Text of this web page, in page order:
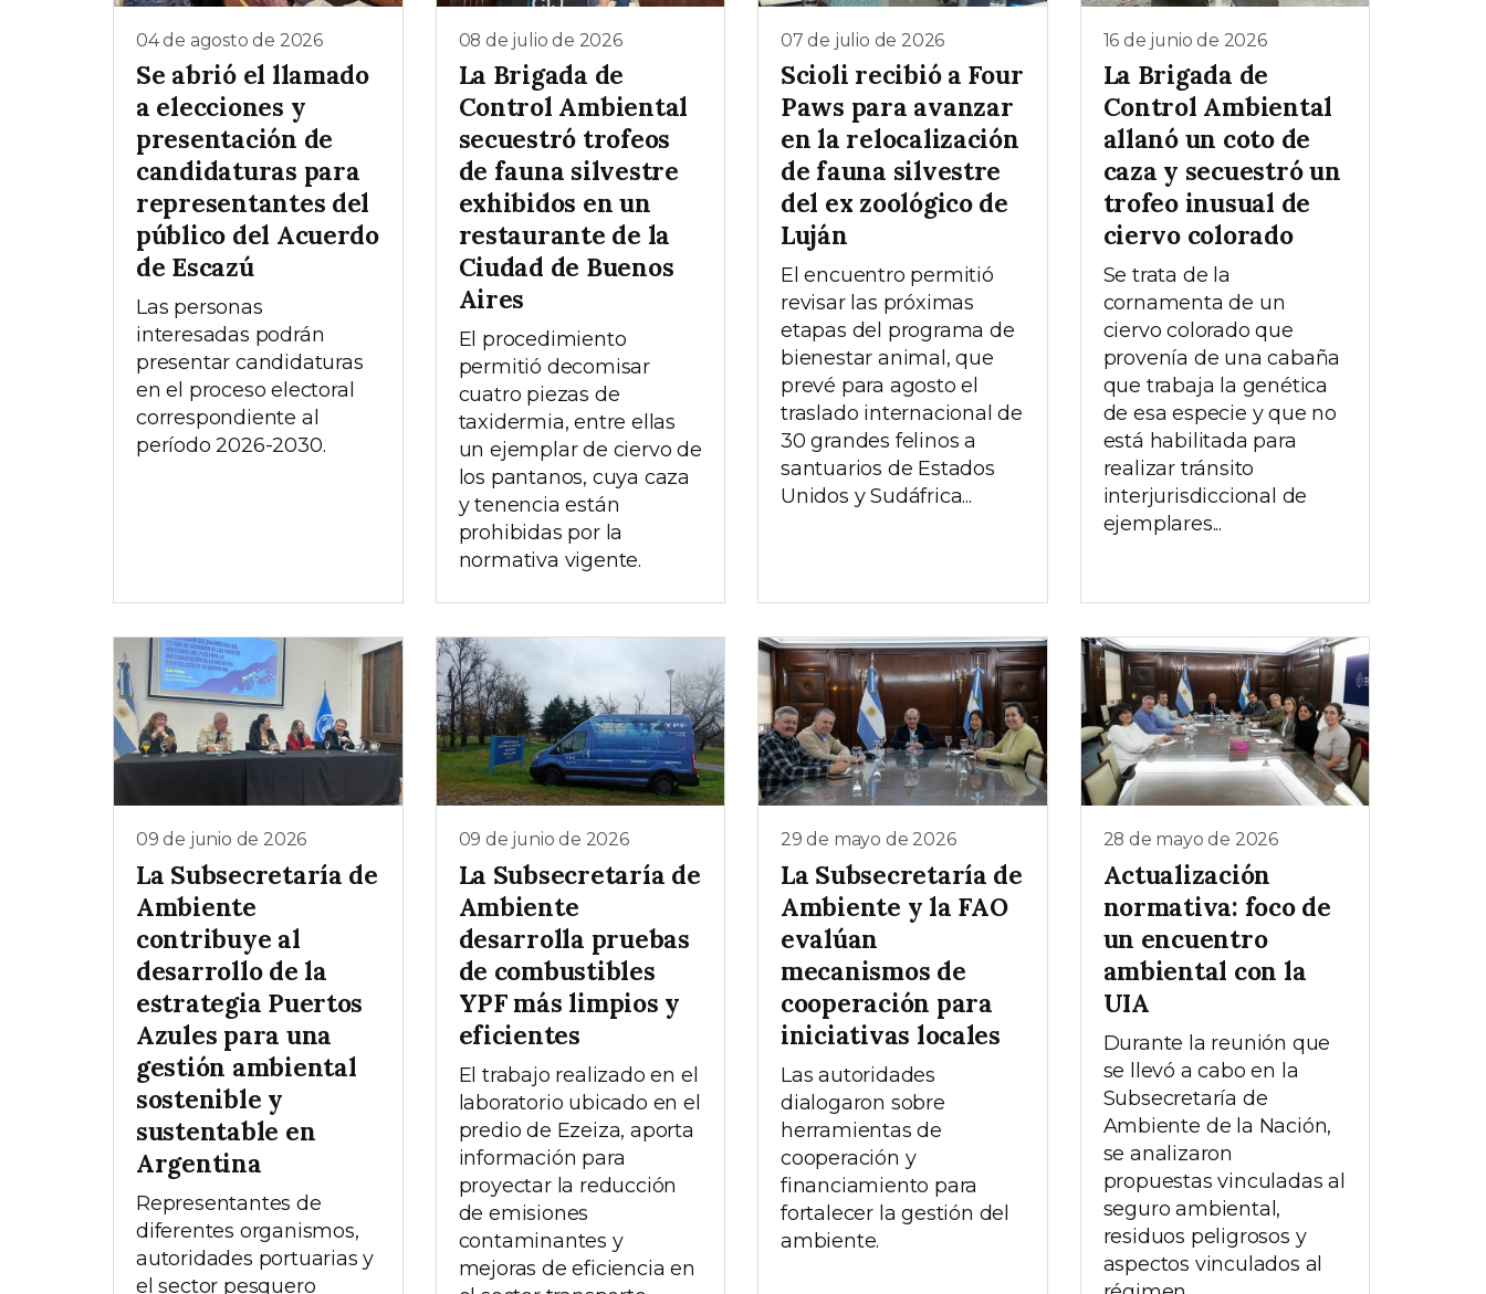
04 de agosto de 2026
Se abrió el llamado
a elecciones y
presentación de
candidaturas para
representantes del
público del Acuerdo
de Escazú
Las personas
interesadas podrán
presentar candidaturas
en el proceso electoral
correspondiente al
período 2026-2030.
08 de julio de 2026
La Brigada de
Control Ambiental
secuestró trofeos
de fauna silvestre
exhibidos en un
restaurante de la
Ciudad de Buenos
Aires
El procedimiento
permitió decomisar
cuatro piezas de
taxidermia, entre ellas
un ejemplar de ciervo de
los pantanos, cuya caza
y tenencia están
prohibidas por la
normativa vigente.
07 de julio de 2026
Scioli recibió a Four
Paws para avanzar
en la relocalización
de fauna silvestre
del ex zoológico de
Luján
El encuentro permitió
revisar las próximas
etapas del programa de
bienestar animal, que
prevé para agosto el
traslado internacional de
30 grandes felinos a
santuarios de Estados
Unidos y Sudáfrica...
16 de junio de 2026
La Brigada de
Control Ambiental
allanó un coto de
caza y secuestró un
trofeo inusual de
ciervo colorado
Se trata de la
cornamenta de un
ciervo colorado que
provenía de una cabaña
que trabaja la genética
de esa especie y que no
está habilitada para
realizar tránsito
interjurisdiccional de
ejemplares...
09 de junio de 2026
La Subsecretaría de
Ambiente
contribuye al
desarrollo de la
estrategia Puertos
Azules para una
gestión ambiental
sostenible y
sustentable en
Argentina
Representantes de
diferentes organismos,
autoridades portuarias y
el sector pesquero
09 de junio de 2026
La Subsecretaría de
Ambiente
desarrolla pruebas
de combustibles
YPF más limpios y
eficientes
El trabajo realizado en el
laboratorio ubicado en el
predio de Ezeiza, aporta
información para
proyectar la reducción
de emisiones
contaminantes y
mejoras de eficiencia en
29 de mayo de 2026
La Subsecretaría de
Ambiente y la FAO
evalúan
mecanismos de
cooperación para
iniciativas locales
Las autoridades
dialogaron sobre
herramientas de
cooperación y
financiamiento para
fortalecer la gestión del
ambiente.
28 de mayo de 2026
Actualización
normativa: foco de
un encuentro
ambiental con la
UIA
Durante la reunión que
se llevó a cabo en la
Subsecretaría de
Ambiente de la Nación,
se analizaron
propuestas vinculadas al
seguro ambiental,
residuos peligrosos y
aspectos vinculados al